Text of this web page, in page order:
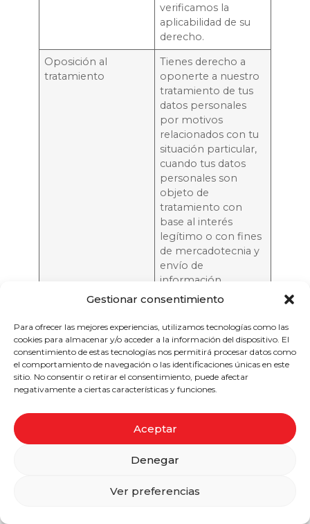
Gestionar consentimiento
Para ofrecer las mejores experiencias, utilizamos tecnologías como las
cookies para almacenar y/o acceder a la información del dispositivo. El
consentimiento de estas tecnologías nos permitirá procesar datos como
el comportamiento de navegación o las identificaciones únicas en este
sitio. No consentir o retirar el consentimiento, puede afectar
negativamente a ciertas características y funciones.
Aceptar
Denegar
Ver preferencias
verificamos la
aplicabilidad de su
derecho.
Oposición al
tratamiento
Tienes derecho a
oponerte a nuestro
tratamiento de tus
datos personales
por motivos
relacionados con tu
situación particular,
cuando tus datos
personales son
objeto de
tratamiento con
base al interés
legítimo o con fines
de mercadotecnia y
envío de
información
comercial, incluida la
perfiles. En tal caso,
Federación
Madrileña de
Triatlón estará
obligada a dejar de
tratar tus datos
personales, salvo
que existan motivos
datos personales
la formulación,